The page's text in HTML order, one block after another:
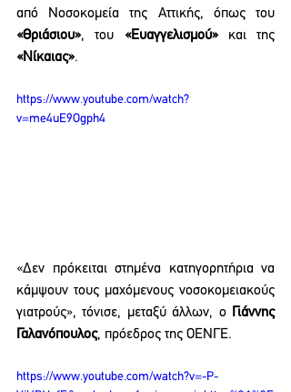
«Θριάσιου», του «Ευαγγελισμού»
«Νίκαιας».
https://www.youtube.com/watch?
v=me4uE9Ogph4
«Δεν πρόκειται στημένα κατηγορητήρια να
κάμψουν τους μαχόμενους νοσοκομειακούς
γιατρούς», τόνισε, μεταξύ άλλων, ο Γιάννης
Γαλανόπουλος, πρόεδρος της ΟΕΝΓΕ.
https://www.youtube.com/watch?v=-P-